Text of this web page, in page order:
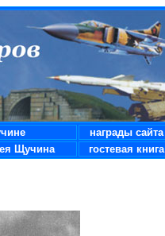
награды сайта
Щучина гостевая книга